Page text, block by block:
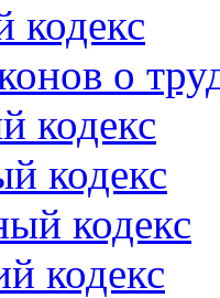
кодекс
о
кодекс
кодекс
кодекс
кодекс